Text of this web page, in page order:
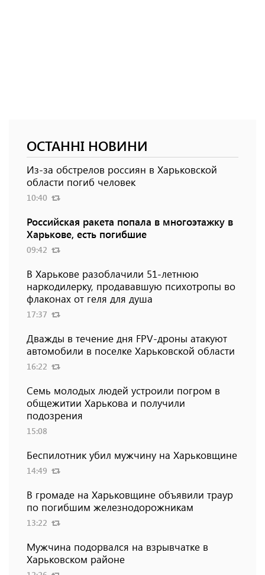
ОСТАННІ НОВИНИ
Из-за обстрелов россиян в Харьковской
области погиб человек
10:40
Российская ракета попала в многоэтажку в
Харькове, есть погибшие
09:42
В Харькове разоблачили 51-летнюю
наркодилерку, продававшую психотропы во
флаконах от геля для душа
17:37
Дважды в течение дня FPV-дроны атакуют
автомобили в поселке Харьковской области
16:22
Семь молодых людей устроили погром в
общежитии Харькова и получили
подозрения
15:08
Беспилотник убил мужчину на Харьковщине
14:49
В громаде на Харьковщине объявили траур
по погибшим железнодорожникам
13:22
Мужчина подорвался на взрывчатке в
Харьковском районе